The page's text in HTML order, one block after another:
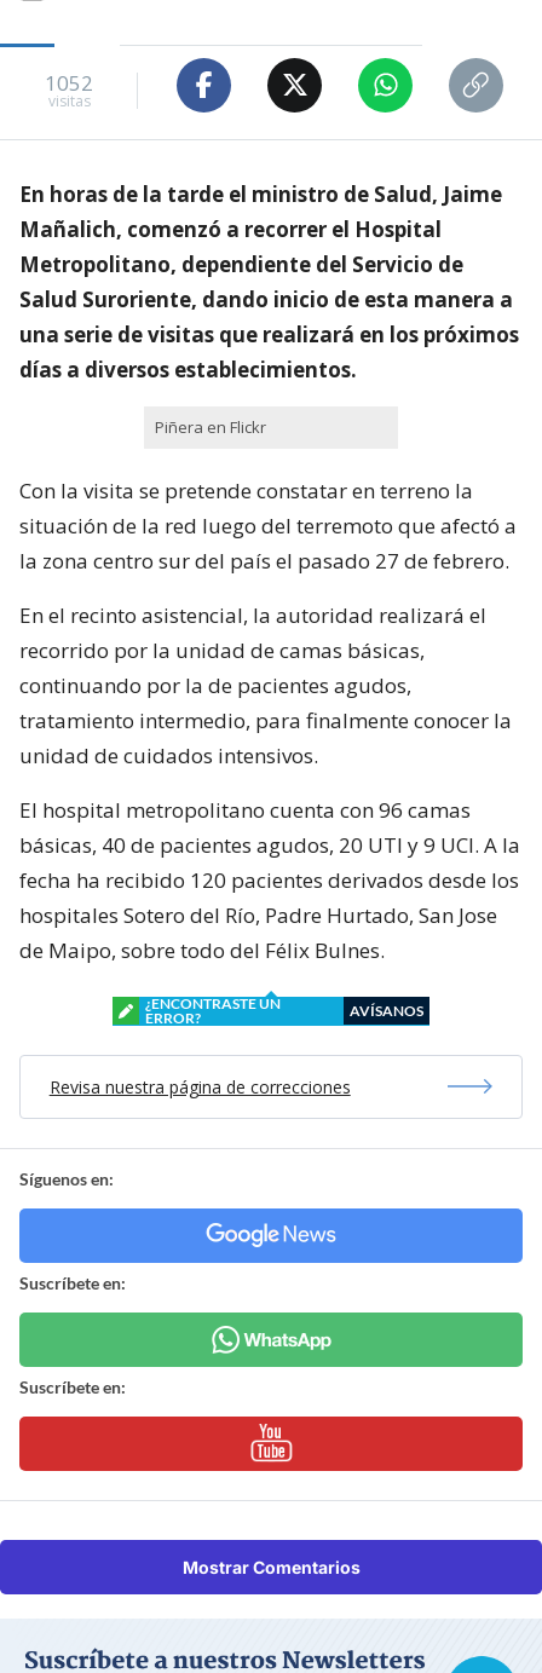
1052
visitas
En horas de la tarde el ministro de Salud, Jaime
Mañalich, comenzó a recorrer el Hospital
Metropolitano, dependiente del Servicio de
Salud Suroriente, dando inicio de esta manera a
una serie de visitas que realizará en los próximos
días a diversos establecimientos.
Piñera en Flickr
Con la visita se pretende constatar en terreno la
situación de la red luego del terremoto que afectó a
la zona centro sur del país el pasado 27 de febrero.
En el recinto asistencial, la autoridad realizará el
recorrido por la unidad de camas básicas,
continuando por la de pacientes agudos,
tratamiento intermedio, para finalmente conocer la
unidad de cuidados intensivos.
El hospital metropolitano cuenta con 96 camas
básicas, 40 de pacientes agudos, 20 UTI y 9 UCI. A la
fecha ha recibido 120 pacientes derivados desde los
hospitales Sotero del Río, Padre Hurtado, San Jose
de Maipo, sobre todo del Félix Bulnes.
¿ENCONTRASTE UN
ERROR?
AVÍSANOS
Revisa nuestra página de correcciones
Síguenos en:
Suscríbete en:
Suscríbete en:
Mostrar Comentarios